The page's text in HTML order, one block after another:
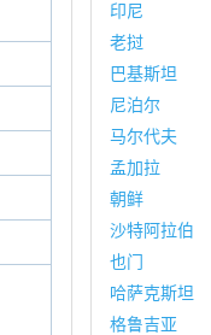
印尼
老挝
巴基斯坦
尼泊尔
马尔代夫
孟加拉
朝鲜
沙特阿拉伯
也门
哈萨克斯坦
格鲁吉亚